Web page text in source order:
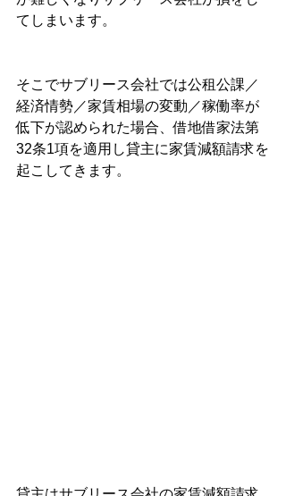
てしまいます。
そこでサブリース会社では公租公課／
経済情勢／家賃相場の変動／稼働率が
低下が認められた場合、借地借家法第
32条1項を適用し貸主に家賃減額請求を
起こしてきます。